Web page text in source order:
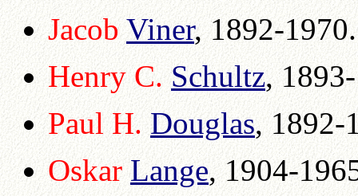
JacobViner, 1892-1970.
Henry C.Schultz,
Paul H.Douglas, 1892-
OskarLange, 1904-